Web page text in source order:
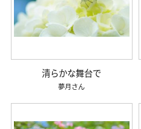
清らかな舞台で
夢月